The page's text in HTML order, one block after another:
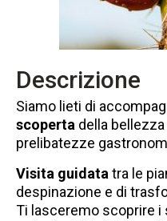
Descrizione
Siamo lieti di
scoperta della
prelibatezze
Visita guidata tra le
despinazione e di
Ti lasceremo scoprire